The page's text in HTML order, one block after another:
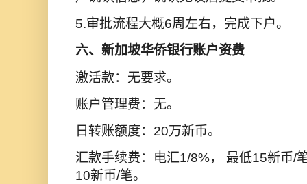
5.审批流程大概6周左右，完成下户。
六、新加坡华侨银行账户资费
激活款：无要求。
账户管理费：无。
日转账额度：20万新币。
汇款手续费：电汇1/8%， 最低15新币/
10新币/笔。